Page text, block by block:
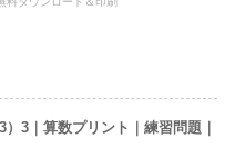
3｜算数プリント｜練習問題｜